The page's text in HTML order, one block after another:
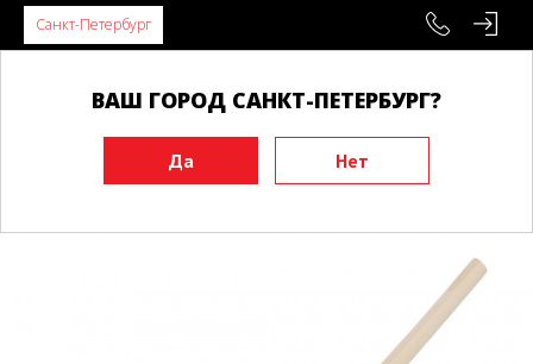
Санкт-Петербург
ВАШ ГОРОД САНКТ-ПЕТЕРБУРГ?
Инвентарь
Тренировочные макеты
Бокен BUDO Ивама-рю, бук